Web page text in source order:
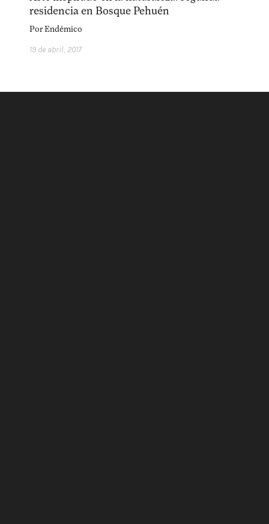
residencia en Bosque Pehuén
PorEndémico
19 de abril, 2017
acerca
equipo política de envíos